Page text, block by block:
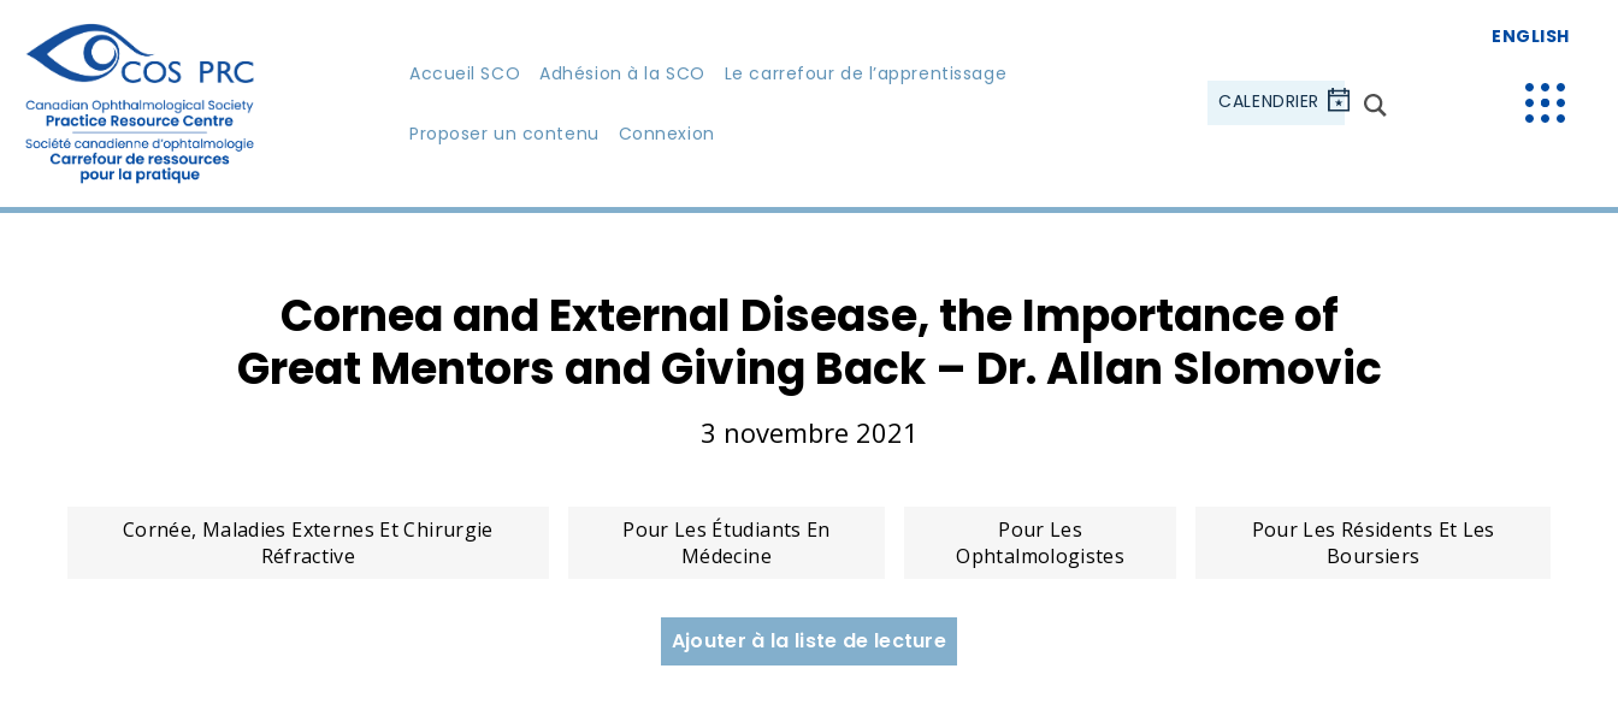
Accueil SCO Adhésion à la SCO Le carrefour de l’apprentissage
Proposer un contenu Connexion
CALENDRIER
ENGLISH
Cornea and External Disease, the Importance of
Great Mentors and Giving Back – Dr. Allan Slomovic
3 novembre 2021
Cornée, Maladies Externes Et Chirurgie
Réfractive
Pour Les Étudiants En
Médecine
Pour Les
Ophtalmologistes
Pour Les Résidents Et Les
Boursiers
Ajouter à la liste de lecture